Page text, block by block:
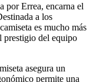
por Errea, encarna el
a los
es mucho más
prestigio del equipo
asegura un
permite una